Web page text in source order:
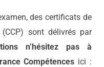
des certificats de
sont délivrés par
n’hésitez pas à
Compétences ici :